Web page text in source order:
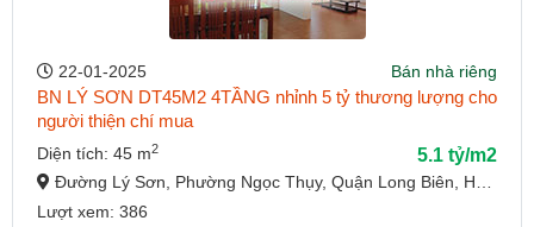
22-01-2025 Bán nhà riêng
BN LÝ SƠN DT45M2 4TẦNG nhỉnh 5 tỷ thương lượng cho
người thiện chí mua
Diện tích: 45 m2 5.1 tỷ/m2
Đường Lý Sơn, Phường Ngọc Thụy, Quận Long Biên, Hà Nội
Lượt xem: 386